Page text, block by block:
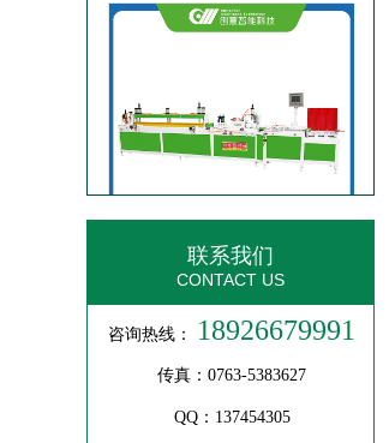
全自动梳齿对接机/接木机
梳齿机自动流水线
联系我们
CONTACT US
咨询热线： 18926679991
传真：0763-5383627
QQ：137454305